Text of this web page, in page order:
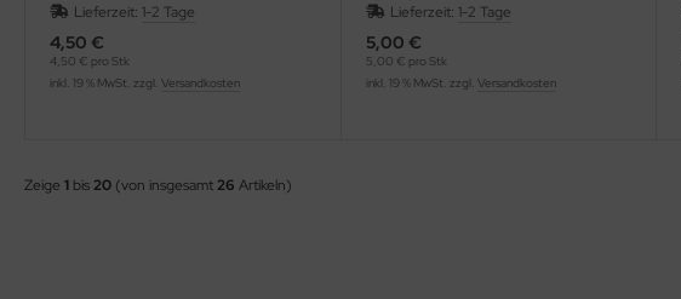
Lieferzeit: 1-2 Tage
4,50 €
4,50 € pro Stk
inkl. 19 % MwSt. zzgl. Versandkosten
Lieferzeit: 1-2 Tage
5,00 €
5,00 € pro Stk
inkl. 19 % MwSt. zzgl. Versandkosten
Zeige 1 bis20 (von insgesamt26 Artikeln)